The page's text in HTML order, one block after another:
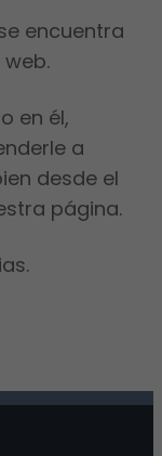
encuentra
en él,
a
desde el
página.